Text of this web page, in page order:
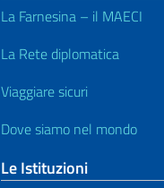
La Farnesina – il MAECI
La Rete diplomatica
Viaggiare sicuri
Dove siamo nel mondo
Le Istituzioni